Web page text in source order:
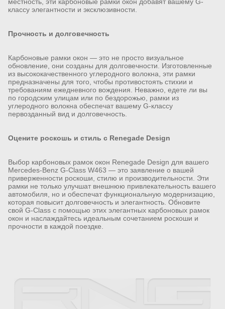
классу элегантности и эксклюзивности.
Прочность и долговечность
Карбоновые рамки окон — это не просто визуальное
обновление, они созданы для долговечности. Изготовленные
из высококачественного углеродного волокна, эти рамки
предназначены для того, чтобы противостоять стихии и
требованиям ежедневного вождения. Неважно, едете ли вы
по городским улицам или по бездорожью, рамки из
углеродного волокна обеспечат вашему G-классу
первозданный вид и долговечность.
Оцените роскошь и стиль с Renegade Design
Выбор карбоновых рамок окон Renegade Design для вашего
Mercedes-Benz G-Class W463 — это заявление о вашей
приверженности роскоши, стилю и производительности. Эти
рамки не только улучшат внешнюю привлекательность вашего
автомобиля, но и обеспечат функциональную модернизацию,
которая повысит долговечность и элегантность. Обновите
свой G-Class с помощью этих элегантных карбоновых рамок
окон и наслаждайтесь идеальным сочетанием роскоши и
прочности в каждой поездке.